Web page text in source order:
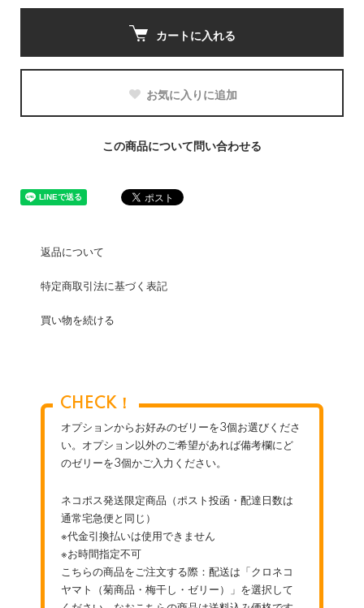
カートに入れる
お気に入りに追加
この商品について問い合わせる
返品について
特定商取引法に基づく表記
買い物を続ける
CHECK！
オプションからお好みのゼリーを3個お選びくださ
い。オプション以外のご希望があれば備考欄にど
のゼリーを3個かご入力ください。
ネコポス発送限定商品（ポスト投函・配達日数は
通常宅急便と同じ）
※代金引換払いは使用できません
※お時間指定不可
こちらの商品をご注文する際：配送は「クロネコ
ヤマト（菊商品・梅干し・ゼリー）」を選択して